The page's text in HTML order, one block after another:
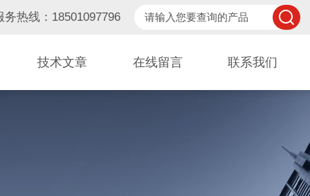
务热线：18501097796
技术文章 在线留言 联系我们